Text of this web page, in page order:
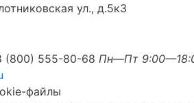
ул., д.5к3
(800) 555-80-68 Пн—Пт
файлы